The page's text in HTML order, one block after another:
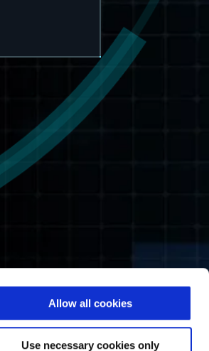
Allow all cookies
Use necessary cookies only